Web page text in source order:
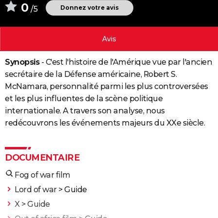
Destinations
City break
Voyage nature
Voyage de noces
Forum
Climat
+
PHOTO
BONS PLANS
CARTE DE VOEUX
Carte de Noël
Carte Bonne année
Carte Saint-Valentin
Carte Pâques
Carte d'anniversaire
DICTIONNAIRE
Dictionnaire
Biographies
Citations
Expressions
Proverbes
PROGRAMME TV
S'inscrire
Se connecter
Lycées
Collèges
Primaires
Universités
Entreprises
Service militaire
Avis de recherche
AVIS DE DÉCÈS
FORUM
Bricolage
Lifestyle
Culture
Sport
Auto
Television
Voyage
Cinema
0 /5 Donnez votre avis
Avis
Synopsis- C'est l'histoire de l'Amérique vue par l'ancien
secrétaire de la Défense américaine, Robert S.
McNamara, personnalité parmi les plus controversées
et les plus influentes de la scène politique
internationale. A travers son analyse, nous
redécouvrons les événements majeurs du XXe siècle.
DOCUMENTAIRE
Fog of war film
Lord of war> Guide
X > Guide